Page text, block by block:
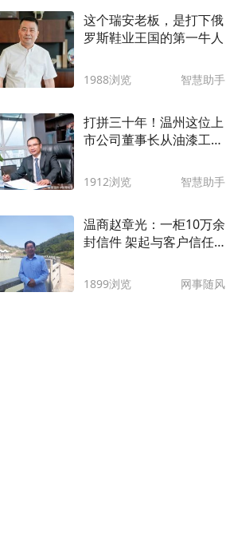
这个瑞安老板，是打下俄
罗斯鞋业王国的第一牛人
1988浏览 智慧助手
打拼三十年！温州这位上
市公司董事长从油漆工到
1912浏览 智慧助手
温商赵章光：一柜10万余
封信件 架起与客户信任
1899浏览 网事随风